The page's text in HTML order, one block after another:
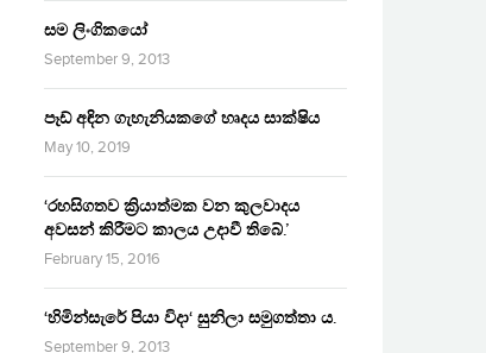
සම ලිංගිකයෝ
September 9, 2013
පෑඩ් අඳින ගැහැනියකගේ හෘදය සාක්ෂිය
May 10, 2019
‘රහසිගතව ක්‍රියාත්මක වන කුලවාදය
අවසන් කිරීමට කාලය උදාවී තිබේ.’
February 15, 2016
‘හිමින්සැරේ පියා විදා‘ සුනිලා සමුගත්තා ය.
September 9, 2013